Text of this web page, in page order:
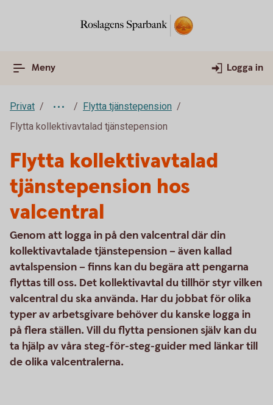
Meny Logga in
Privat
Flytta tjänstepension
Flytta kollektivavtalad tjänstepension
Flytta kollektivavtalad
tjänstepension hos
valcentral
Genom att logga in på den valcentral där din
kollektivavtalade tjänstepension – även kallad
avtalspension – finns kan du begära att pengarna
flyttas till oss. Det kollektivavtal du tillhör styr vilken
valcentral du ska använda. Har du jobbat för olika
typer av arbetsgivare behöver du kanske logga in
på flera ställen. Vill du flytta pensionen själv kan du
ta hjälp av våra steg-för-steg-guider med länkar till
de olika valcentralerna.